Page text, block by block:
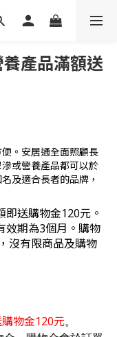
養產品滿額送
。安居通全面照顧長
或營養產品都可以於
及適合長者的品牌，
送購物金120元。
效期為3個月。購物
沒有限商品及購物
物金120元。